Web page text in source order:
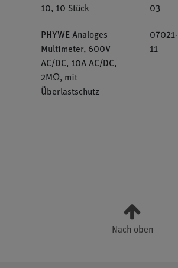
10, 10 Stück
03
PHYWE Analoges
Multimeter, 600V
AC/DC, 10A AC/DC,
2MΩ, mit
Überlastschutz
07021-
11
Nach oben